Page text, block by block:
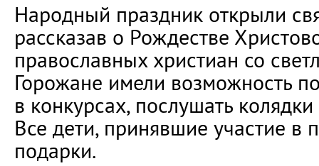
Народный праздник открыли
рассказав о Рождестве
православных христиан со
Горожане имели возможность
в конкурсах, послушать
Все дети, принявшие участие в
подарки.